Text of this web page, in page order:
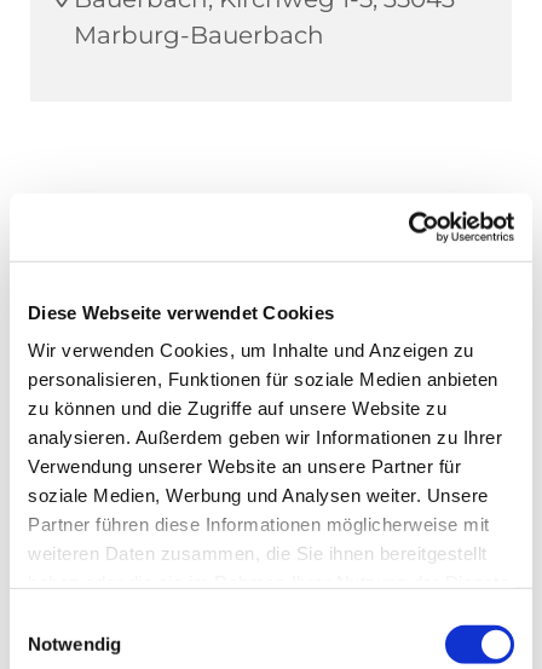
Diese Webseite verwendet Cookies
Wir verwenden Cookies, um Inhalte und Anzeigen zu
personalisieren, Funktionen für soziale Medien anbieten
zu können und die Zugriffe auf unsere Website zu
analysieren. Außerdem geben wir Informationen zu Ihrer
Verwendung unserer Website an unsere Partner für
soziale Medien, Werbung und Analysen weiter. Unsere
Partner führen diese Informationen möglicherweise mit
weiteren Daten zusammen, die Sie ihnen bereitgestellt
Notwendig
Marburg-Bauerbach
Dies könnte Sie auch